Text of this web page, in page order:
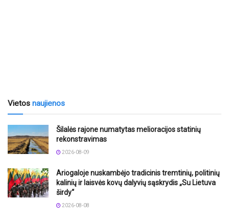
Vietos naujienos
Šilalės rajone numatytas melioracijos statinių
rekonstravimas
2026-08-09
Ariogaloje nuskambėjo tradicinis tremtinių, politinių
kalinių ir laisvės kovų dalyvių sąskrydis „Su Lietuva
širdy“
2026-08-08